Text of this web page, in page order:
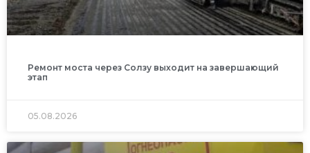
Ремонт моста через Солзу выходит на завершающий
этап
05.08.2026